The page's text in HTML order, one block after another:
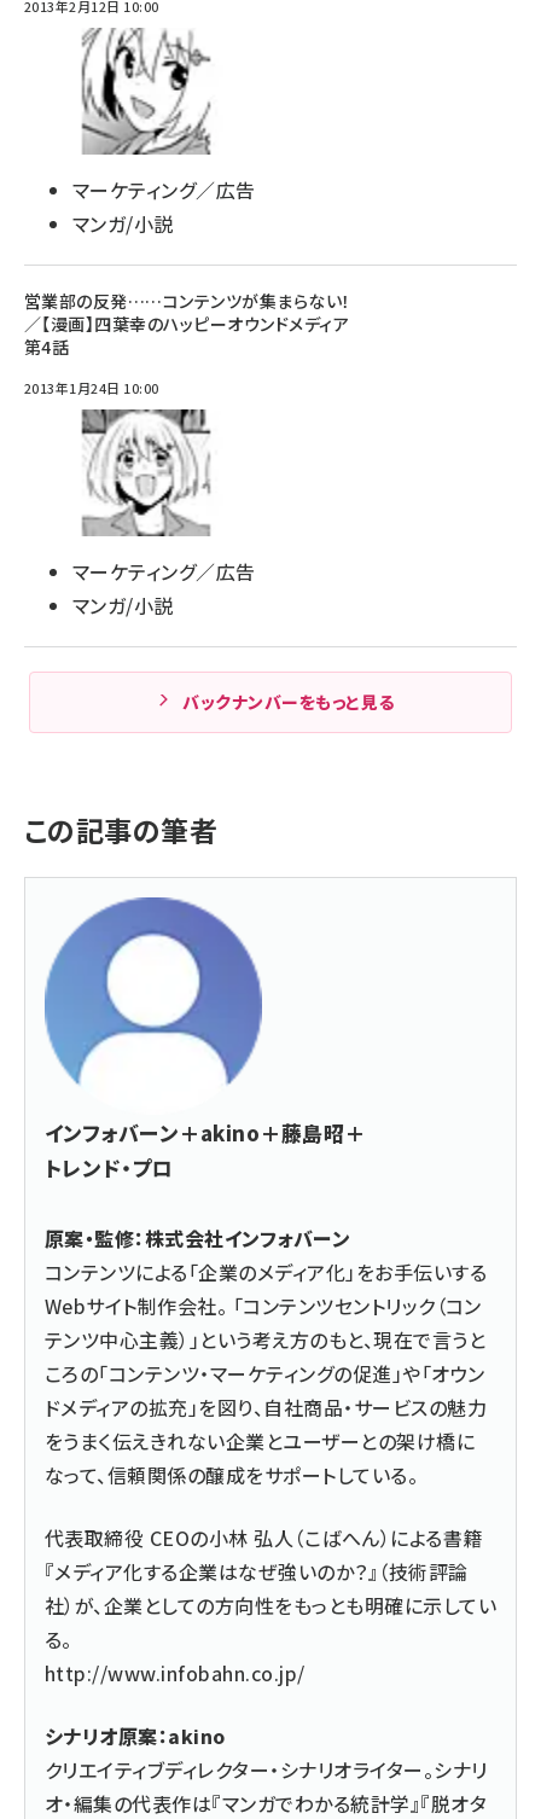
2013年2月12日 10:00
マーケティング／広告
マンガ/小説
営業部の反発……コンテンツが集まらない！
／【漫画】四葉幸のハッピーオウンドメディア
第4話
2013年1月24日 10:00
マーケティング／広告
マンガ/小説
バックナンバーをもっと見る
この記事の筆者
インフォバーン＋akino＋藤島昭＋
トレンド・プロ
原案・監修：株式会社インフォバーン
コンテンツによる「企業のメディア化」をお手伝いする
Webサイト制作会社。 「コンテンツセントリック（コン
テンツ中心主義）」という考え方のもと、現在で言うと
ころの「コンテンツ・マーケティングの促進」や「オウン
ドメディアの拡充」を図り、自社商品・サービスの魅力
をうまく伝えきれない企業とユーザーとの架け橋に
なって、信頼関係の醸成をサポートしている。
代表取締役 CEOの小林 弘人（こばへん）による書籍
『メディア化する企業はなぜ強いのか？』（技術評論
社）が、企業としての方向性をもっとも明確に示してい
る。
http://www.infobahn.co.jp/
シナリオ原案：akino
クリエイティブディレクター・シナリオライター。シナリ
オ・編集の代表作は『マンガでわかる統計学』『脱オタ